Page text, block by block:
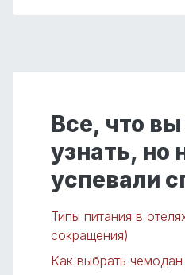
Все, что
узнать, но
успевали
Типы питания в
сокращения)
Как выбрать